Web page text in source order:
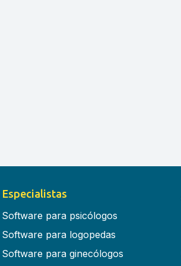
Especialistas
Software para psicólogos
Software para logopedas
Software para ginecólogos